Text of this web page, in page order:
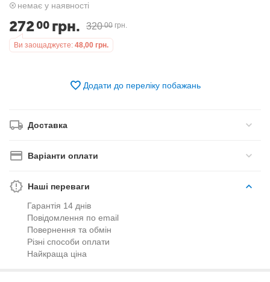
немає у наявності
27200 грн. 320 00 грн.
Ви заощаджуєте: 48,00 грн.
Додати до переліку побажань
Доставка
Варіанти оплати
Наші переваги
Гарантія 14 днів
Повідомлення по email
Повернення та обмін
Різні способи оплати
Найкраща ціна